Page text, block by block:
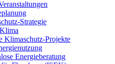
Strategie
Klimaschutz-Projekte
Energieberatung